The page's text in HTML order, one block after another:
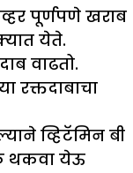
पूर्णपणे खराब
येते.
वाढतो.
रक्तदाबाचा
व्हिटॅमिन बी
थकवा येऊ